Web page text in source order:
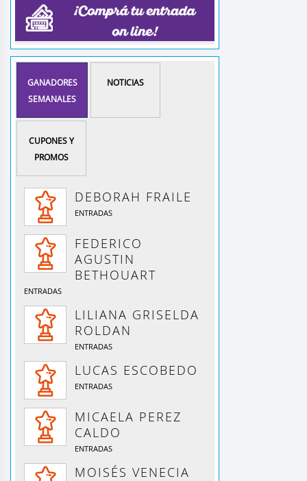
GANADORES
SEMANALES
NOTICIAS
CUPONES Y
PROMOS
DEBORAH FRAILE
ENTRADAS
FEDERICO
AGUSTIN
BETHOUART
ENTRADAS
LILIANA GRISELDA
ROLDAN
ENTRADAS
LUCAS ESCOBEDO
ENTRADAS
MICAELA PEREZ
CALDO
ENTRADAS
MOISÉS VENECIA